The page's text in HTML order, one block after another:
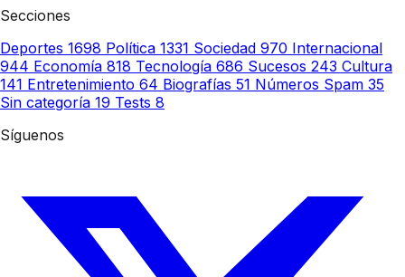
Secciones
Deportes 1698 Política 1331 Sociedad 970 Internacional
944 Economía 818 Tecnología 686 Sucesos 243 Cultura
141 Entretenimiento 64 Biografías 51 Números Spam 35
Sin categoría 19 Tests 8
Síguenos